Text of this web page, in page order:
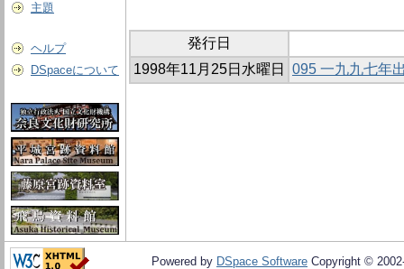
主題
ヘルプ
DSpaceについて
発行日
1998年11月25日水曜日
095 一九九七年
Powered by DSpace Software Copyright ©